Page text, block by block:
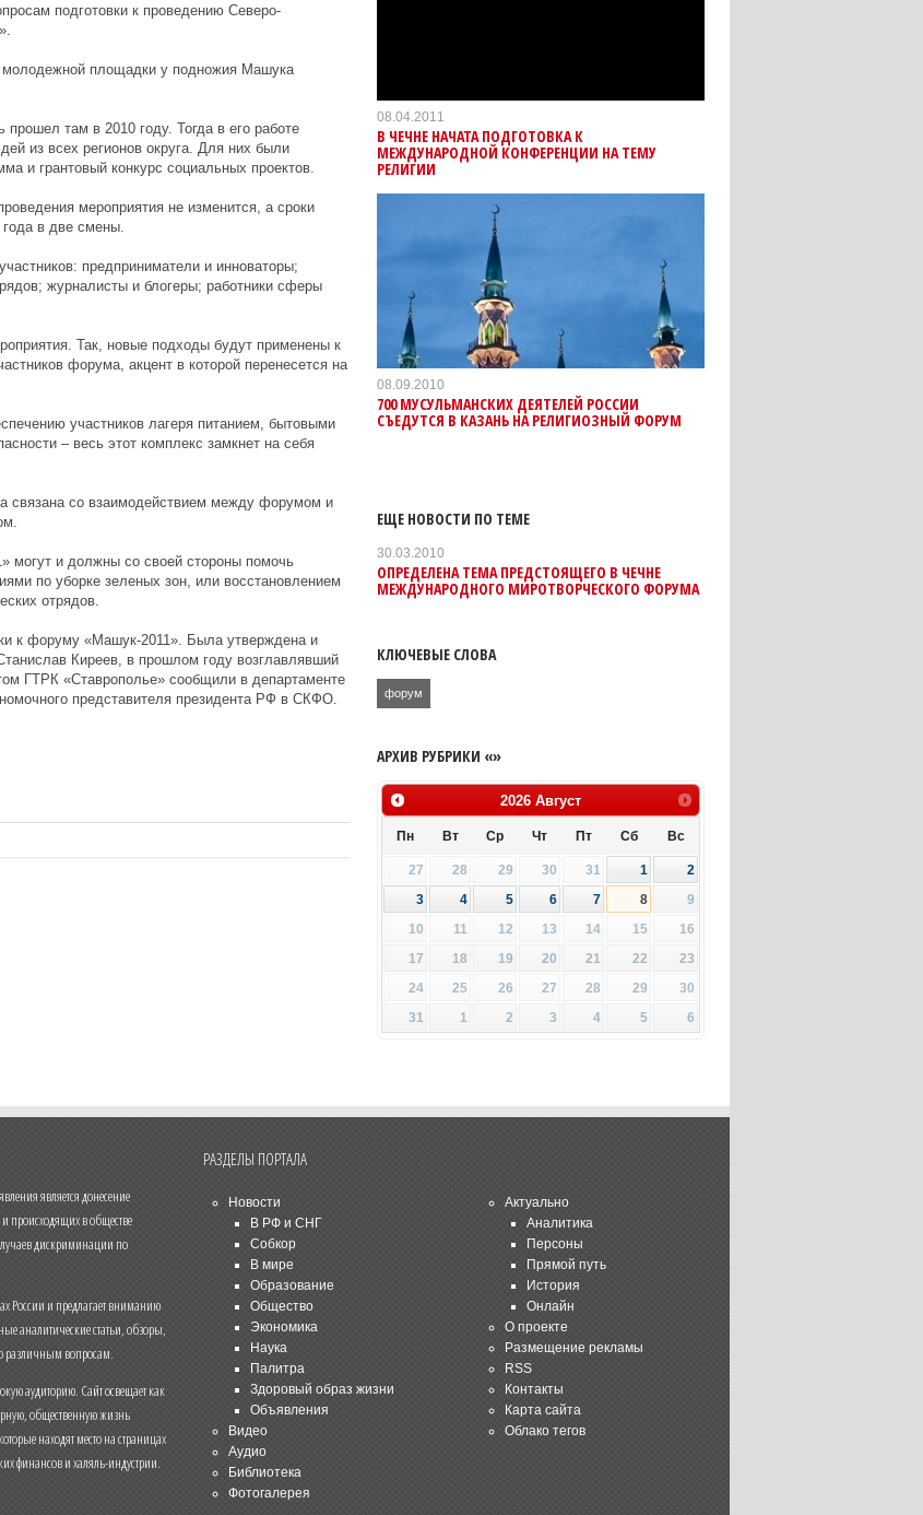
подготовки к проведению Северо-
молодежной площадки у подножия Машука
там в 2010 году. Тогда в его работе
из всех регионов округа. Для них были
и грантовый конкурс социальных проектов.
мероприятия не изменится, а сроки
в две смены.
предприниматели и инноваторы;
журналисты и блогеры; работники сферы
Так, новые подходы будут применены к
форума, акцент в которой перенесется на
участников лагеря питанием, бытовыми
– весь этот комплекс замкнет на себя
связана со взаимодействием между форумом и
могут и должны со своей стороны помочь
по уборке зеленых зон, или восстановлением
отрядов.
к форуму «Машук-2011». Была утверждена и
Киреев, в прошлом году возглавлявший
ГТРК «Ставрополье» сообщили в департаменте
представителя президента РФ в СКФО.
08.04.2011
В ЧЕЧНЕ НАЧАТА ПОДГОТОВКА К
МЕЖДУНАРОДНОЙ КОНФЕРЕНЦИИ НА ТЕМУ
РЕЛИГИИ
08.09.2010
700 МУСУЛЬМАНСКИХ ДЕЯТЕЛЕЙ РОССИИ
СЪЕДУТСЯ В КАЗАНЬ НА РЕЛИГИОЗНЫЙ ФОРУМ
ЕЩЕ НОВОСТИ ПО ТЕМЕ
30.03.2010
ОПРЕДЕЛЕНА ТЕМА ПРЕДСТОЯЩЕГО В ЧЕЧНЕ
МЕЖДУНАРОДНОГО МИРОТВОРЧЕСКОГО ФОРУМА
КЛЮЧЕВЫЕ СЛОВА
форум
АРХИВ РУБРИКИ «»
2026 Август
Пн Вт Ср Чт Пт Сб Вс
27 28 29 30 31 1
2
3
4 5 6 7 8
9
10
11 12 13 14 15
16
17
18 19 20 21 22
23
24
25 26 27 28 29
30
31
1 2 3 4 5 6
является донесение
происходящих в обществе
дискриминации по
России и предлагает вниманию
аналитические статьи, обзоры,
различным вопросам.
аудиторию. Сайт освещает как
общественную жизнь
находят место на страницах
финансов и халяль-индустрии.
РАЗДЕЛЫ ПОРТАЛА
Новости
В РФ и СНГ
Собкор
В мире
Образование
Общество
Экономика
Наука
Палитра
Здоровый образ жизни
Объявления
Видео
Аудио
Библиотека
Фотогалерея
Актуально
Аналитика
Персоны
Прямой путь
История
Онлайн
О проекте
Размещение рекламы
RSS
Контакты
Карта сайта
Облако тегов